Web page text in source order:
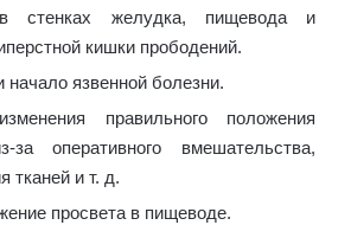
стенках желудка, пищевода и
кишки прободений.
начало язвенной болезни.
правильного положения
за оперативного вмешательства,
тканей и т. д.
просвета в пищеводе.